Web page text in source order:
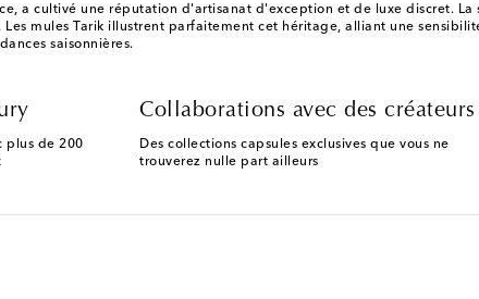
a cultivé une réputation d'artisanat d'exception et de luxe discret.
Les mules Tarik illustrent parfaitement cet héritage, alliant une
saisonnières.
plus de 200
Collaborations avec des créateurs
Des collections capsules exclusives que vous ne
trouverez nulle part ailleurs